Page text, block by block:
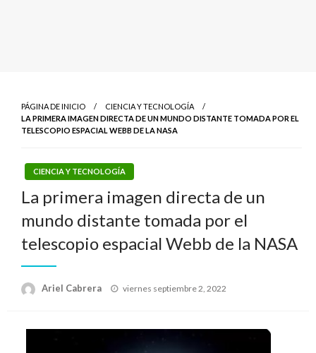
PÁGINA DE INICIO
CIENCIA Y TECNOLOGÍA
LA PRIMERA IMAGEN DIRECTA DE UN MUNDO DISTANTE TOMADA POR EL
TELESCOPIO ESPACIAL WEBB DE LA NASA
CIENCIA Y TECNOLOGÍA
La primera imagen directa de un
mundo distante tomada por el
telescopio espacial Webb de la NASA
Ariel Cabrera
Publicado
viernes septiembre 2, 2022